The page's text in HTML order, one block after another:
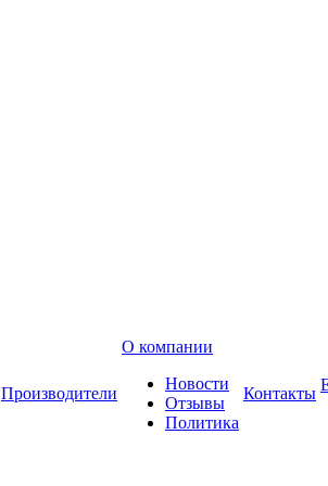
Производители
О компании
Новости
Отзывы
Политика
Контакты